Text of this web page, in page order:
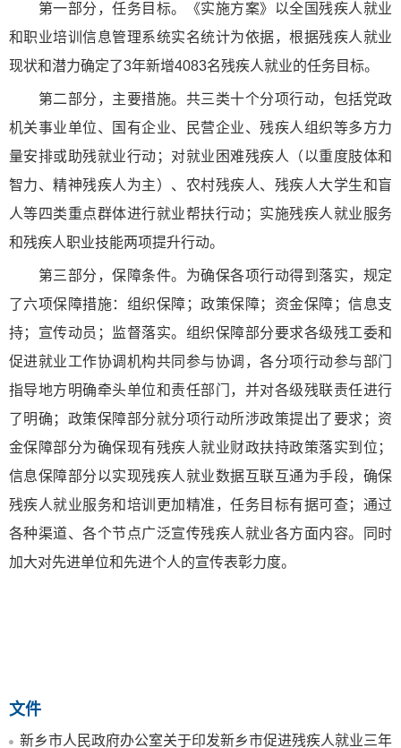
第一部分，任务目标。《实施方案》以全国残疾人就业
和职业培训信息管理系统实名统计为依据，根据残疾人就业
现状和潜力确定了3年新增4083名残疾人就业的任务目标。
第二部分，主要措施。共三类十个分项行动，包括党政
机关事业单位、国有企业、民营企业、残疾人组织等多方力
量安排或助残就业行动；对就业困难残疾人（以重度肢体和
智力、精神残疾人为主）、农村残疾人、残疾人大学生和盲
人等四类重点群体进行就业帮扶行动；实施残疾人就业服务
和残疾人职业技能两项提升行动。
第三部分，保障条件。为确保各项行动得到落实，规定
了六项保障措施：组织保障；政策保障；资金保障；信息支
持；宣传动员；监督落实。组织保障部分要求各级残工委和
促进就业工作协调机构共同参与协调，各分项行动参与部门
指导地方明确牵头单位和责任部门，并对各级残联责任进行
了明确；政策保障部分就分项行动所涉政策提出了要求；资
金保障部分为确保现有残疾人就业财政扶持政策落实到位；
信息保障部分以实现残疾人就业数据互联互通为手段，确保
残疾人就业服务和培训更加精准，任务目标有据可查；通过
各种渠道、各个节点广泛宣传残疾人就业各方面内容。同时
加大对先进单位和先进个人的宣传表彰力度。
文件
新乡市人民政府办公室关于印发新乡市促进残疾人就业三年